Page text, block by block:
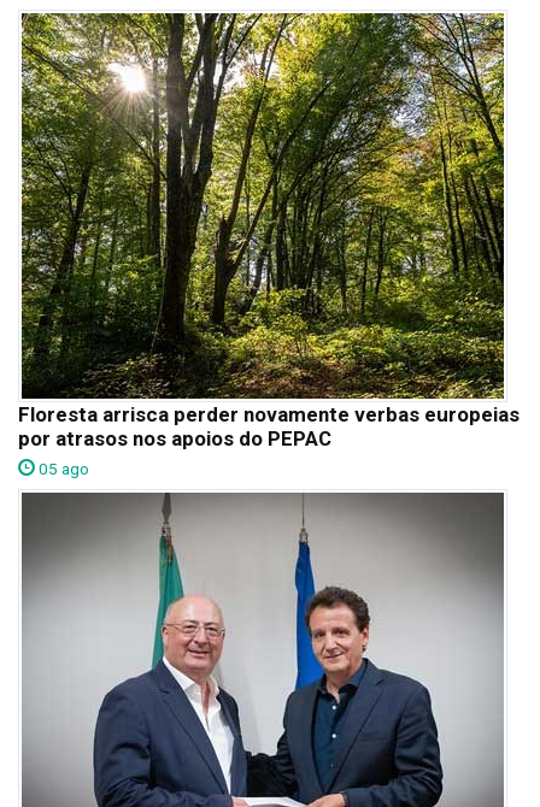
Floresta arrisca perder novamente verbas europeias
por atrasos nos apoios do PEPAC
05 ago